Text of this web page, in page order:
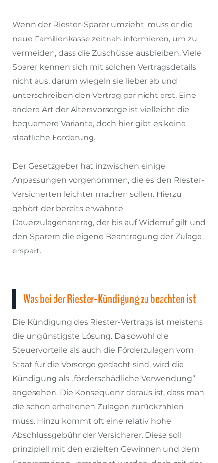
Wenn der Riester-Sparer umzieht, muss er die
neue Familienkasse zeitnah informieren, um zu
vermeiden, dass die Zuschüsse ausbleiben. Viele
Sparer kennen sich mit solchen Vertragsdetails
nicht aus, darum wiegeln sie lieber ab und
unterschreiben den Vertrag gar nicht erst. Eine
andere Art der Altersvorsorge ist vielleicht die
bequemere Variante, doch hier gibt es keine
staatliche Förderung.
Der Gesetzgeber hat inzwischen einige
Anpassungen vorgenommen, die es den Riester-
Versicherten leichter machen sollen. Hierzu
gehört der bereits erwähnte
Dauerzulagenantrag, der bis auf Widerruf gilt und
den Sparern die eigene Beantragung der Zulage
erspart.
Was bei der Riester-Kündigung zu beachten ist
Die Kündigung des Riester-Vertrags ist meistens
die ungünstigste Lösung. Da sowohl die
Steuervorteile als auch die Förderzulagen vom
Staat für die Vorsorge gedacht sind, wird die
Kündigung als „förderschädliche Verwendung“
angesehen. Die Konsequenz daraus ist, dass man
die schon erhaltenen Zulagen zurückzahlen
muss. Hinzu kommt oft eine relativ hohe
Abschlussgebühr der Versicherer. Diese soll
prinzipiell mit den erzielten Gewinnen und dem